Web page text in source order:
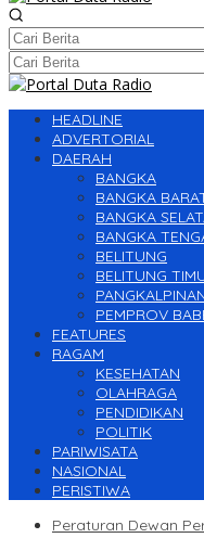
HEADLINE
ADVERTORIAL
DAERAH
BANGKA
BANGKA
BANGKA
BANGKA
BELITUNG
BELITUNG
PEMPROV
FEATURES
RAGAM
KESEHATAN
OLAHRAGA
PENDIDIKAN
POLITIK
PARIWISATA
NASIONAL
PERISTIWA
Peraturan Dewan